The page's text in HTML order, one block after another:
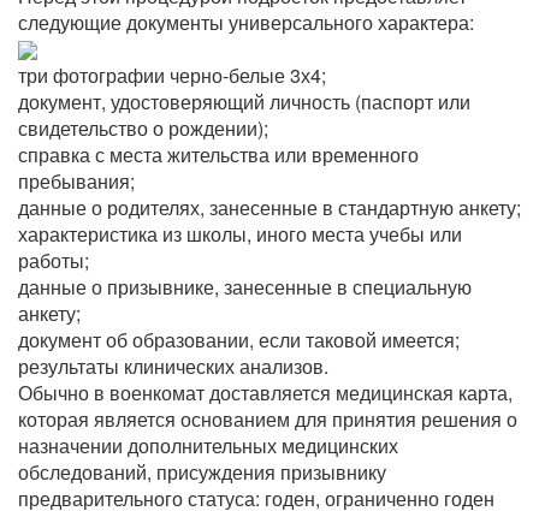
следующие документы универсального характера:
три фотографии черно-белые 3х4;
документ, удостоверяющий личность (паспорт или
свидетельство о рождении);
справка с места жительства или временного
пребывания;
данные о родителях, занесенные в стандартную анкету;
характеристика из школы, иного места учебы или
работы;
данные о призывнике, занесенные в специальную
анкету;
документ об образовании, если таковой имеется;
результаты клинических анализов.
Обычно в военкомат доставляется медицинская карта,
которая является основанием для принятия решения о
назначении дополнительных медицинских
обследований, присуждения призывнику
предварительного статуса: годен, ограниченно годен